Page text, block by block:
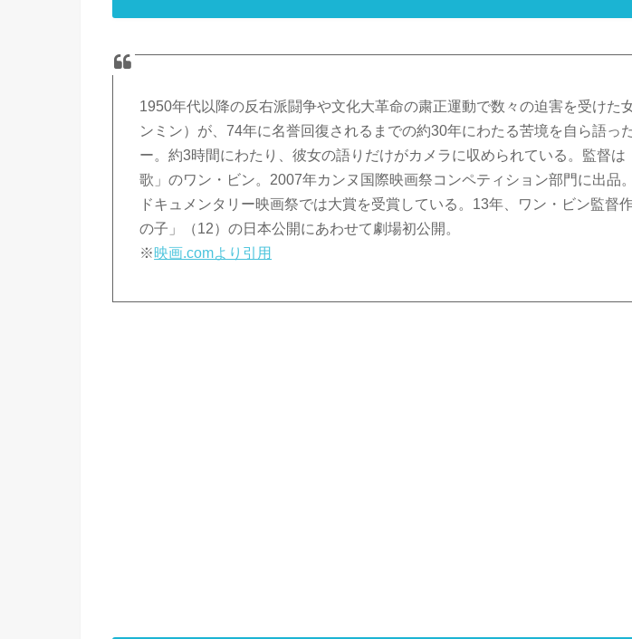
1950年代以降の反右派闘争や文化大革命の粛正運動で数々の迫害を受けた
ンミン）が、74年に名誉回復されるまでの約30年にわたる苦境を自ら語っ
ー。約3時間にわたり、彼女の語りだけがカメラに収められている。監督は
歌」のワン・ビン。2007年カンヌ国際映画祭コンペティション部門に出品
ドキュメンタリー映画祭では大賞を受賞している。13年、ワン・ビン監
の子」（12）の日本公開にあわせて劇場初公開。
※映画.comより引用